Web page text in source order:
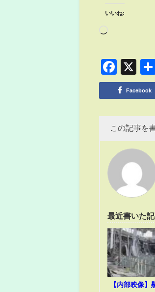
いいね:
X
Facebook
この記事を
最近書いた
【内部映像】